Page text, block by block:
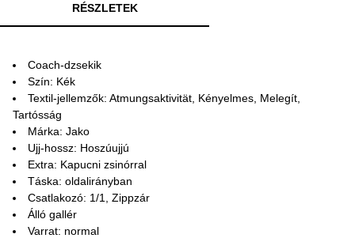
RÉSZLETEK
Coach-dzsekik
Szín: Kék
Textil-jellemzők: Atmungsaktivität, Kényelmes, Melegít,
Tartósság
Márka: Jako
Ujj-hossz: Hoszúujjú
Extra: Kapucni zsinórral
Táska: oldalirányban
Csatlakozó: 1/1, Zippzár
Álló gallér
Varrat: normal